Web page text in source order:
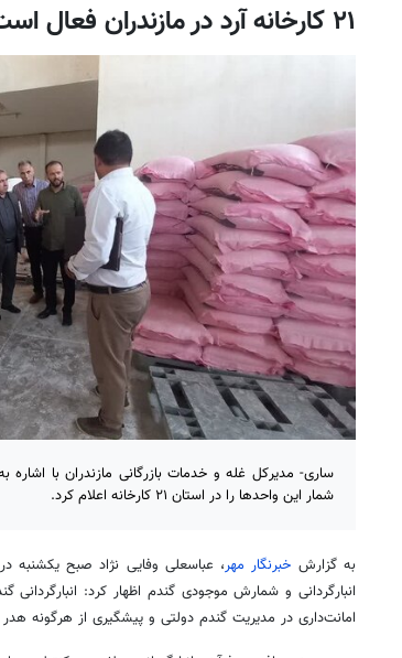
۲۱ کارخانه آرد در مازندران فعال است
ساری- مدیرکل غله و خدمات بازرگانی مازندران با اشاره
شمار این واحدها را در استان ۲۱ کارخانه اعلام کرد.
به گزارش خبرنگار مهر، عباسعلی وفایی نژاد صبح یکشنبه
انبارگردانی و شمارش موجودی گندم اظهار کرد:
امانت‌داری در مدیریت گندم دولتی و پیشگیری از هرگونه